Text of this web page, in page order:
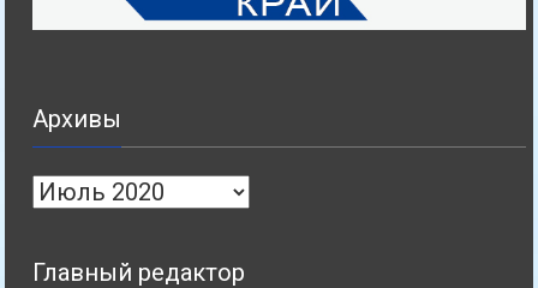
Архивы
Архивы
Главный редактор